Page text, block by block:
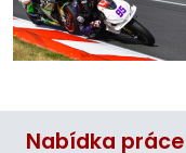
Nabídka práce